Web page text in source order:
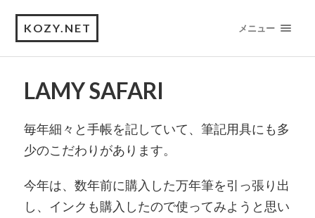
KOZY.NET メニュー
LAMY SAFARI
毎年細々と手帳を記していて、筆記用具にも多
少のこだわりがあります。
今年は、数年前に購入した万年筆を引っ張り出
し、インクも購入したので使ってみようと思い